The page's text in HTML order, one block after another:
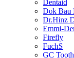
Dentaid
Dok Bau
Dr.Hinz
Emmi-
Firefly
FuchS
GC